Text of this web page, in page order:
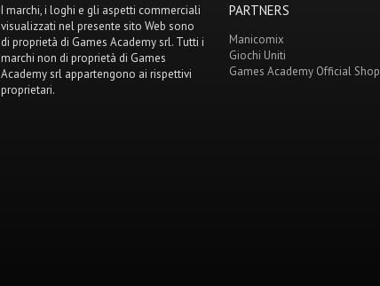
I marchi, i loghi e gli aspetti commerciali
visualizzati nel presente sito Web sono
di proprietà di Games Academy srl. Tutti i
marchi non di proprietà di Games
Academy srl appartengono ai rispettivi
proprietari.
PARTNERS
Manicomix
Giochi Uniti
Games Academy Official Shop